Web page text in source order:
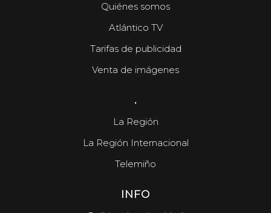
Quiénes somos
Atlántico TV
Tarifas de publicidad
Venta de imágenes
.
La Región
La Región Internacional
Telemiño
INFO